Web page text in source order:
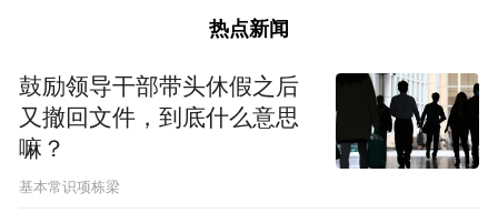
米左右，吸引参展企业约1500家，与会代表
达8至10万人次，已成为我省乃至全国糖酒行
业公认的“风向标和晴雨表”，为促进行业健
康、稳定发展发挥着不可替代的重要作用。
热点新闻
鼓励领导干部带头休假之后
又撤回文件，到底什么意思
嘛？
基本常识项栋梁